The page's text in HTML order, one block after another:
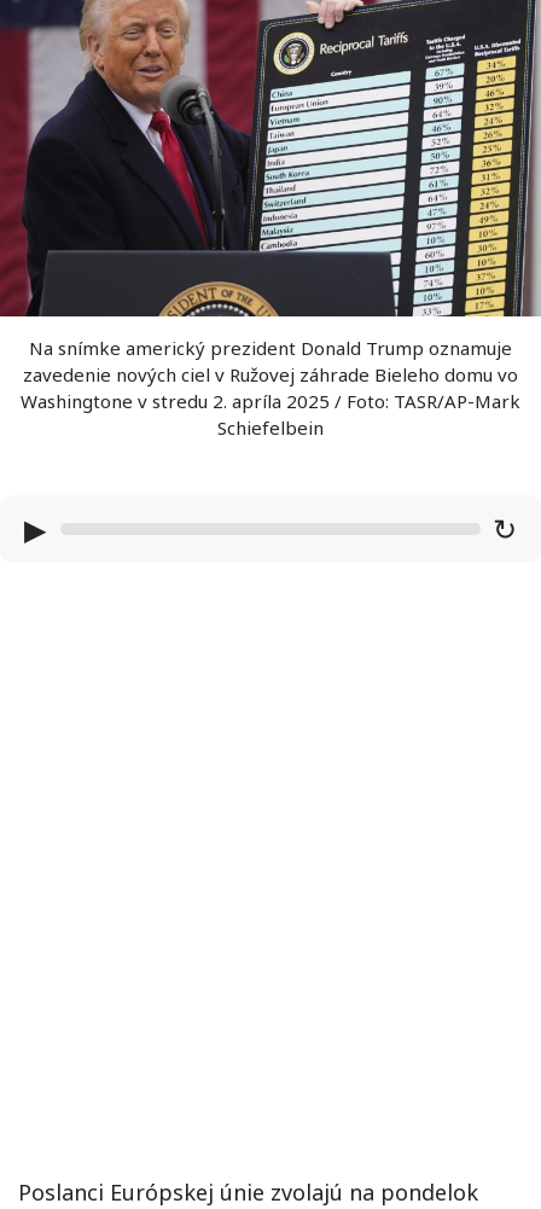
Na snímke americký prezident Donald Trump oznamuje
zavedenie nových ciel v Ružovej záhrade Bieleho domu vo
Washingtone v stredu 2. apríla 2025 / Foto: TASR/AP-Mark
Schiefelbein
▶ ↻
Poslanci Európskej únie zvolajú na pondelok